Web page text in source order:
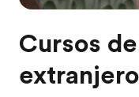
Cursos
extranjero